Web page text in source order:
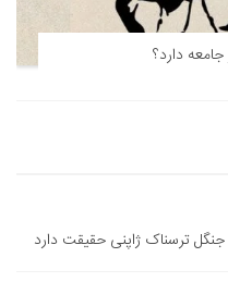
دارد؟
ترسناک ژاپنی حقیقت دارد